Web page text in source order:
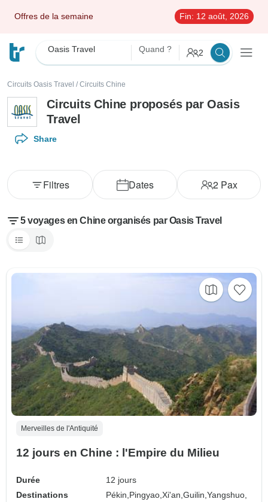
Offres de la semaine Fin: 12 août, 2026
Oasis Travel Quand ? 2
Circuits Oasis Travel / Circuits Chine
Circuits Chine proposés par Oasis
Travel
Share
Dates 2Pax
Filtres
5 voyages en Chine organisés par Oasis Travel
Merveilles de l'Antiquité
12 jours en Chine : l'Empire du Milieu
Durée
12 jours
Destinations
Pékin, Pingyao,Xi'an,Guilin,Yangshuo,